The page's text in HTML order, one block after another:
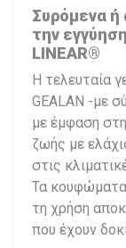
Συρόμενα ή
την
LINEAR®
Η τελευταία
GEALAN -με
με έμφαση
ζωής με
στις
Τα κουφώματα
τη χρήση
που έχουν